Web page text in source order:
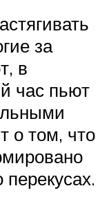
за
в
час пьют
о том, что